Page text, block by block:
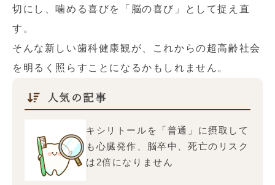
切にし、噛める喜びを「脳の喜び」として捉え直
す。
そんな新しい歯科健康観が、これからの超高齢社会
を明るく照らすことになるかもしれません。
人気の記事
キシリトールを「普通」に摂取して
も心臓発作、脳卒中、死亡のリスク
は2倍になりません